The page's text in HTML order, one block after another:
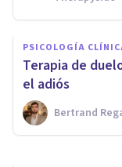
PSICOLOGÍA
Terapia de
el adiós
Bertrand
​Las
síndrome
Arturo Torres